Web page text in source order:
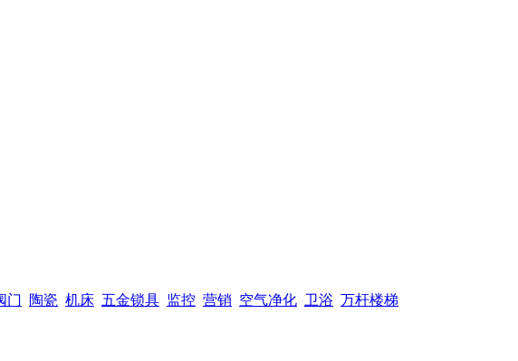
门 陶瓷 机床 五金锁具 监控 营销 空气净化 卫浴 万杆楼梯